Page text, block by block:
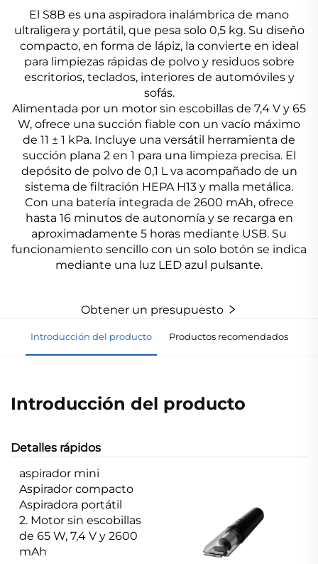
El S8B es una aspiradora inalámbrica de mano
ultraligera y portátil, que pesa solo 0,5 kg. Su diseño
compacto, en forma de lápiz, la convierte en ideal
para limpiezas rápidas de polvo y residuos sobre
escritorios, teclados, interiores de automóviles y
sofás.
Alimentada por un motor sin escobillas de 7,4 V y 65
W, ofrece una succión fiable con un vacío máximo
de 11 ± 1 kPa. Incluye una versátil herramienta de
succión plana 2 en 1 para una limpieza precisa. El
depósito de polvo de 0,1 L va acompañado de un
sistema de filtración HEPA H13 y malla metálica.
Con una batería integrada de 2600 mAh, ofrece
hasta 16 minutos de autonomía y se recarga en
aproximadamente 5 horas mediante USB. Su
funcionamiento sencillo con un solo botón se indica
mediante una luz LED azul pulsante.
Obtener un presupuesto
Introducción del producto Productos recomendados
Introducción del producto
Detalles rápidos
aspirador mini
Aspirador compacto
Aspiradora portátil
2. Motor sin escobillas
de 65 W, 7,4 V y 2600
mAh